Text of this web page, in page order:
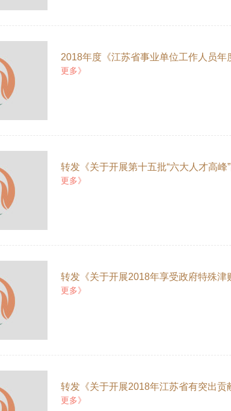
2018年度《江苏省事业单位工作人员
更多》
转发《关于开展第十五批“六大人才高
更多》
转发《关于开展2018年享受政府特殊
更多》
转发《关于开展2018年江苏省有突出
更多》